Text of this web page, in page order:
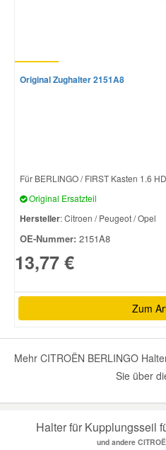
Original Zughalter 2151A8
Für BERLINGO / FIRST Kasten 1.6
Original Ersatzteil
Hersteller: Citroen / Peugeot / Opel
OE-Nummer: 2151A8
13,77 €
Zum
Mehr CITROËN BERLINGO
Sie über
Halter für Kupplungsseil
und andere